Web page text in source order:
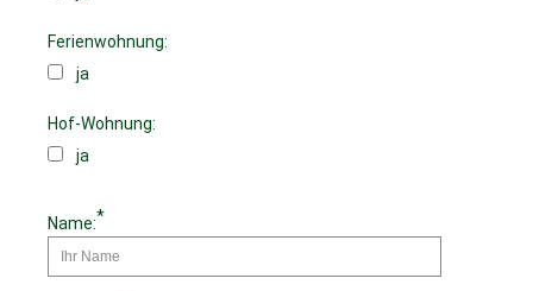
Ferienwohnung:
ja
Hof-Wohnung:
ja
Name:*